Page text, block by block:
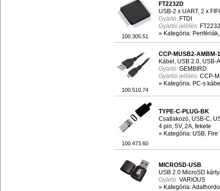
100.305.51
FT2232D
USB-2 x UART, 2 x
Gyártó: FTDI
Gyártói jelölés:
» Kategória:
100.510.74
CCP-MUSB2-AMBM-
Kábel, USB 2.0, USB-
Gyártó: GEMBIRD
Gyártói jelölés: CCP-
» Kategória: PC-s
100.473.60
TYPE-C-PLUG-BK
Csatlakozó, USB-C,
4 pin, 5V, 2A, fekete
» Kategória: USB, Fire
MICROSD-USB
USB 2.0 MicroSD
Gyártó: VARIOUS
» Kategória: